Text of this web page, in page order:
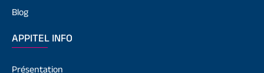
Blog
APPITEL INFO
Présentation